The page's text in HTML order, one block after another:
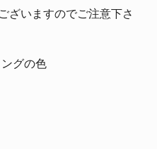
ざいますのでご注意下さ
グの色